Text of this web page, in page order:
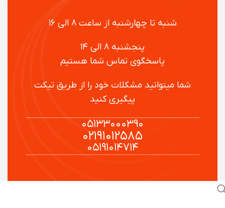
شنبه تا چهارشنبه از ساعت ۸ الی ۱۶
پنجشنبه ۸ الی ۱۴
پاسخگوی تماس شما هستیم
شما میتوانید مشکلات خود را از طریق تیکت
پیگیری کنید
۰۵۱۳۳۰۰۰۳۹۰
۰۲۱۹۱۰۱۲۵۸۵
۰۵۱۹۱۰۱۴۷۱۴